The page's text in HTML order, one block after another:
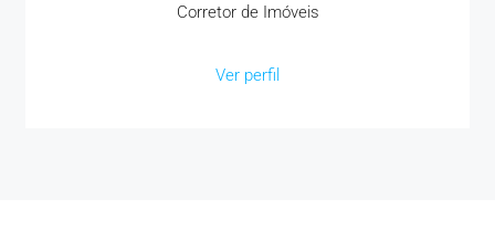
Corretor de Imóveis
Ver perfil